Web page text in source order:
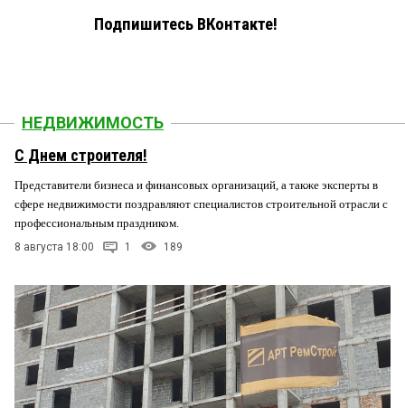
Подпишитесь ВКонтакте!
НЕДВИЖИМОСТЬ
С Днем строителя!
Представители бизнеса и финансовых организаций, а также эксперты в
сфере недвижимости поздравляют специалистов строительной отрасли с
профессиональным праздником.
8 августа 18:00 1 189